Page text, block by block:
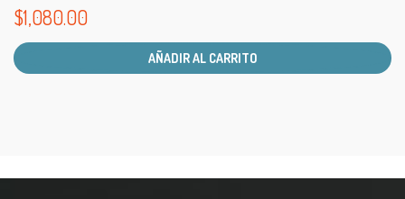
$1,080.00
AÑADIR AL CARRITO